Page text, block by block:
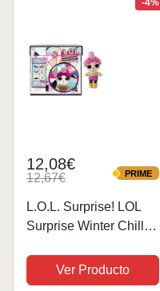
brillante...
12,08€
12,67€ PRIME
PRIME
L.O.L. Surprise! LOL
Surprise Winter Chill
Cozy Babe - con más
de 10 sorpresas Que
Ver Producto